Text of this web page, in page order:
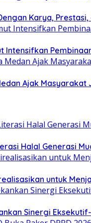
Karya,
Intensifkan
Ajak
Halal Generasi
untuk
Sinergi